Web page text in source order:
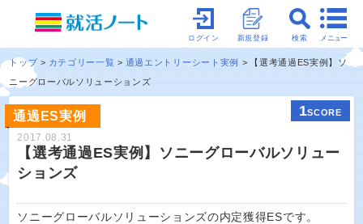
メニュー
検索
新規登録
ログイン
トップ カテゴリー一覧 通過エントリーシート実例
【選考通過ES実例】ソ
ニーグローバルソリューションズ
通過ES実例 1SCORE
2017.08.31
【選考通過ES実例】ソニーグローバルソリュー
ションズ
ソニーグローバルソリューションズの内定獲得ESです。